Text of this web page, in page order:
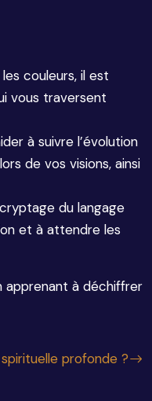
couleurs, il est
vous traversent
à suivre l’évolution
de vos visions, ainsi
du langage
et à attendre les
apprenant à déchiffrer
profonde ?